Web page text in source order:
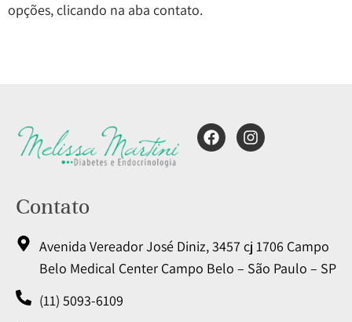
opções, clicando na aba contato.
Contato
Avenida Vereador José Diniz, 3457 cj 1706 Campo
Belo Medical Center Campo Belo – São Paulo – SP
(11) 5093-6109